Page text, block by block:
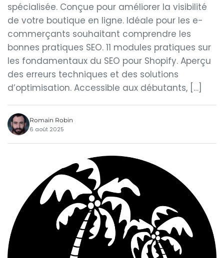
spécialisée. Conçue pour améliorer la visibilité
de votre boutique en ligne. Idéale pour les e-
commerçants souhaitant comprendre les
bonnes pratiques SEO. 11 modules pratiques sur
les fondamentaux du SEO pour Shopify. Aperçu
des erreurs techniques et des solutions
d’optimisation. Accessible aux débutants, […]
Romain Robin
6 août 2025